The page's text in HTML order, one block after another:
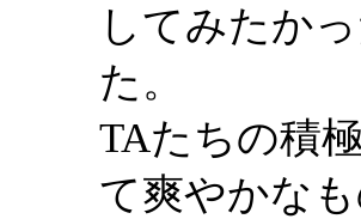
してみたか
た。
TAたちの積
て爽やかな